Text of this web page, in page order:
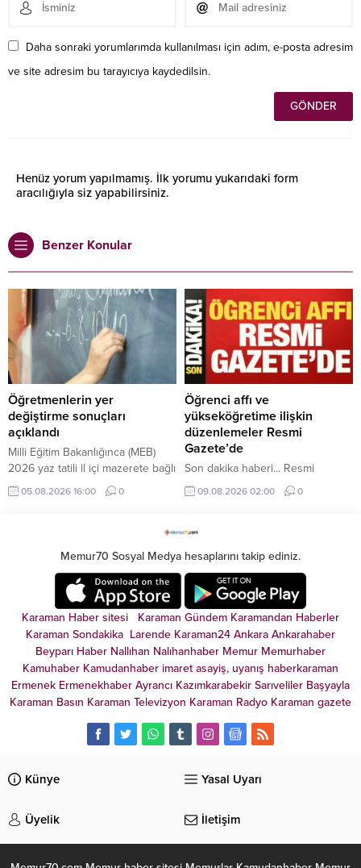
Daha sonraki yorumlarımda kullanılması için adım, e-posta adresim
ve site adresim bu tarayıcıya kaydedilsin.
Henüz yorum yapılmamış. İlk yorumu yukarıdaki form
aracılığıyla siz yapabilirsiniz.
Benzer Konular
Öğretmenlerin yer
değiştirme sonuçları
açıklandı
Milli Eğitim Bakanlığınca (MEB)
2026 yaz tatili il içi mazerete bağlı
yer değiştirme başvurusunda
bulunan kadrolu öğretmenlerin
05.08.2026 16:00 0
Öğrenci affı ve
yükseköğretime ilişkin
düzenlemeler Resmi
Gazete’de
Son dakika haberi... Resmi
Gazete'de yer alan karara göre
öğrenci affından yararlanmak
kesilen üniversitelere
başvurabilecek.
09.08.2026 02:00 0
Memur70 Sosyal Medya hesaplarını takip ediniz.
Karaman Haber sitesi Karaman Gündem Karamandan Haberler
Karaman Sondakika Larende Karaman24 Ankara Ankarahaber
Beyparı Haber Nallıhan Nalıhanhaber Memur Memurhaber
Kamuhaber Kamudanhaber imaret asayiş, uyanış haberkaraman
Ermenek Ermenekhaber Ayrancı Kazımkarabekir Sarıveliler Başyayla
Karaman Basın Karaman Televizyon Karaman Radyo Karaman gazete
Künye Yasal Uyarı
Üyelik İletişim